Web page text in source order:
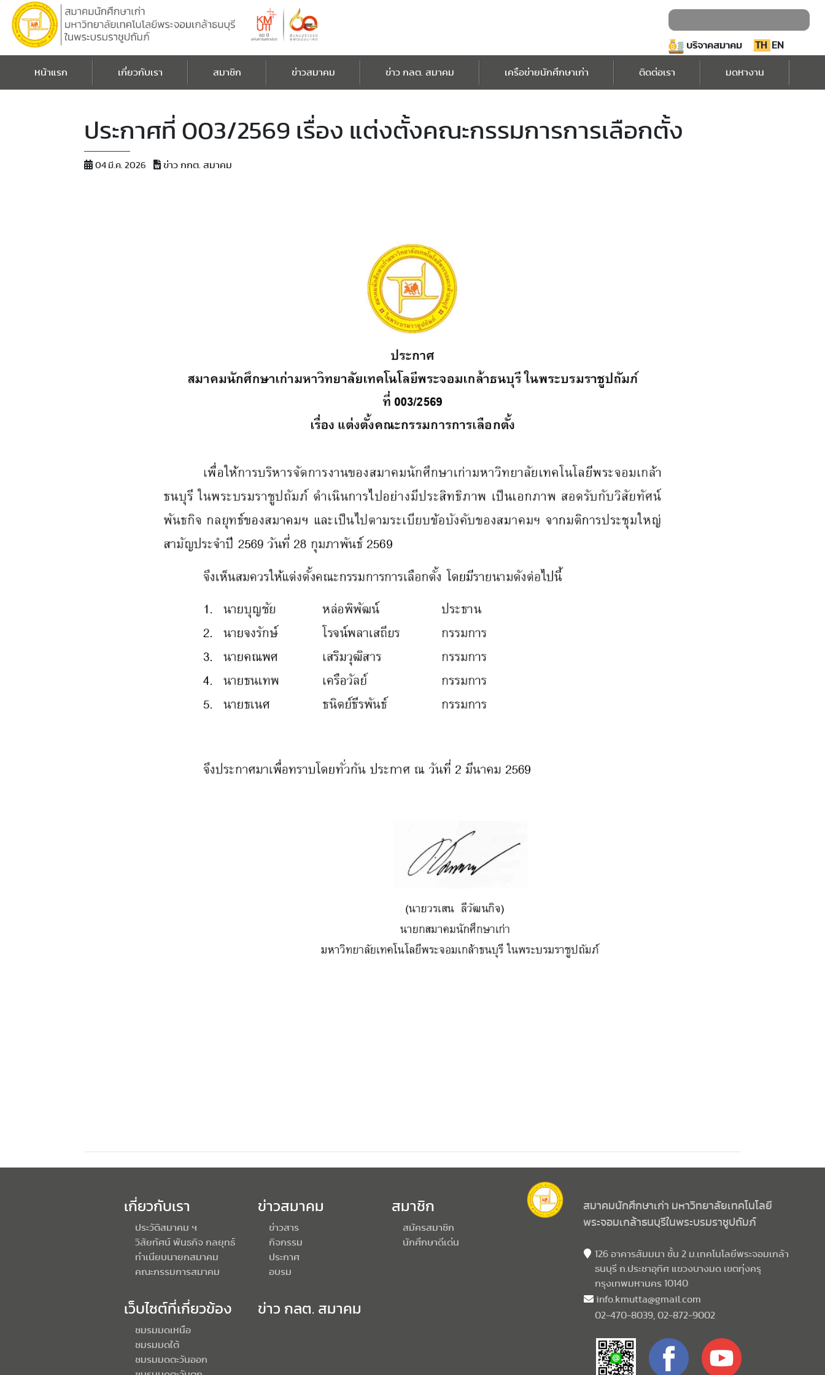
บริจาคสมาคม TH EN
หน้าแรก เกี่ยวกับเรา สมาชิก ข่าวสมาคม ข่าว กลต. สมาคม เครือข่ายนักศึกษาเก่า ติดต่อเรา มดหางาน
ประกาศที่ 003/2569 เรื่อง แต่งตั้งคณะกรรมการการเลือกตั้ง
04 มี.ค. 2026 ข่าว กกต. สมาคม
เกี่ยวกับเรา
ประวัติสมาคม ฯ
วิสัยทัศน์ พันธกิจ กลยุทธ์
ทำเนียบนายกสมาคม
คณะกรรมการสมาคม
ข่าวสมาคม
ข่าวสาร
กิจกรรม
ประกาศ
อบรม
สมาชิก
สมัครสมาชิก
นักศึกษาดีเด่น
เว็บไซต์ที่เกี่ยวข้อง
ชมรมมดเหนือ
ชมรมมดใต้
ชมรมมดตะวันออก
ข่าว กลต. สมาคม
สมาคมนักศึกษาเก่า มหาวิทยาลัยเทคโนโลยี
พระจอมเกล้าธนบุรีในพระบรมราชูปถัมภ์
126 อาคารสัมมนา ชั้น 2 ม.เทคโนโลยีพระจอมเกล้า
ธนบุรี ถ.ประชาอุทิศ แขวงบางมด เขตทุ่งครุ
กรุงเทพมหานคร 10140
info.kmutta@gmail.com
02-470-8039, 02-872-9002